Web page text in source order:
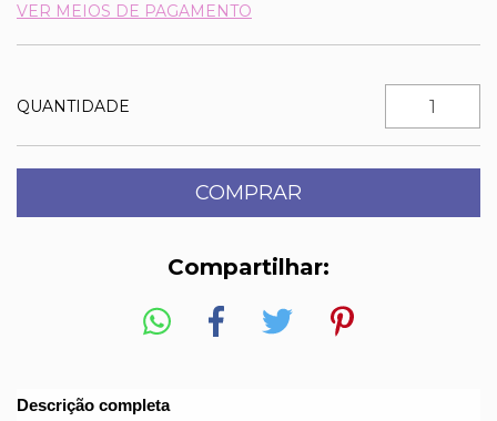
VER MEIOS DE PAGAMENTO
QUANTIDADE
Compartilhar:
Descrição completa